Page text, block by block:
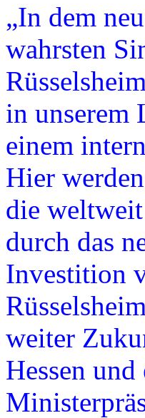
„In dem
wahrsten
in unserem
einem
Hier
die
durch das
Investition
weiter
Hessen